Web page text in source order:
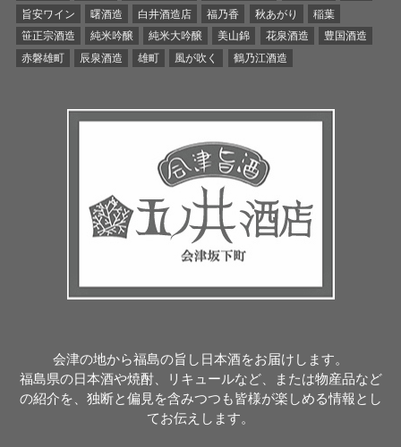
旨安ワイン
曙酒造 白井酒造店 福乃香 秋あがり
稲葉
笹正宗酒造
純米吟醸 純米大吟醸 美山錦 花泉酒造
豊国酒造
赤磐雄町
辰泉酒造 雄町 風が吹く 鶴乃江酒造
会津の地から福島の旨し日本酒をお届けします。
福島県の日本酒や焼酎、リキュールなど、または物産品など
の紹介を、独断と偏見を含みつつも皆様が楽しめる情報とし
てお伝えします。